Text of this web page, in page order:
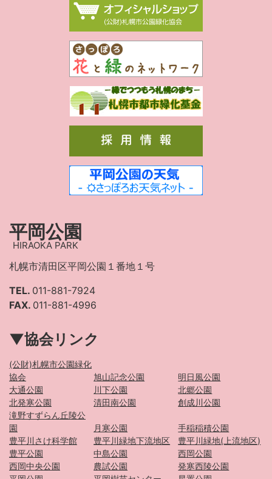
平岡公園
HIRAOKA PARK
札幌市清田区平岡公園１番地１号
TEL. 011-881-7924
FAX. 011-881-4996
▼協会リンク
(公財)札幌市公園緑化
協会
旭山記念公園
明日風公園
大通公園
川下公園
北郷公園
北発寒公園
清田南公園
創成川公園
滝野すずらん丘陵公
園
月寒公園
手稲稲積公園
豊平川さけ科学館
豊平川緑地下流地区
豊平川緑地(上流地区)
豊平公園
中島公園
西岡公園
西岡中央公園
農試公園
発寒西陵公園